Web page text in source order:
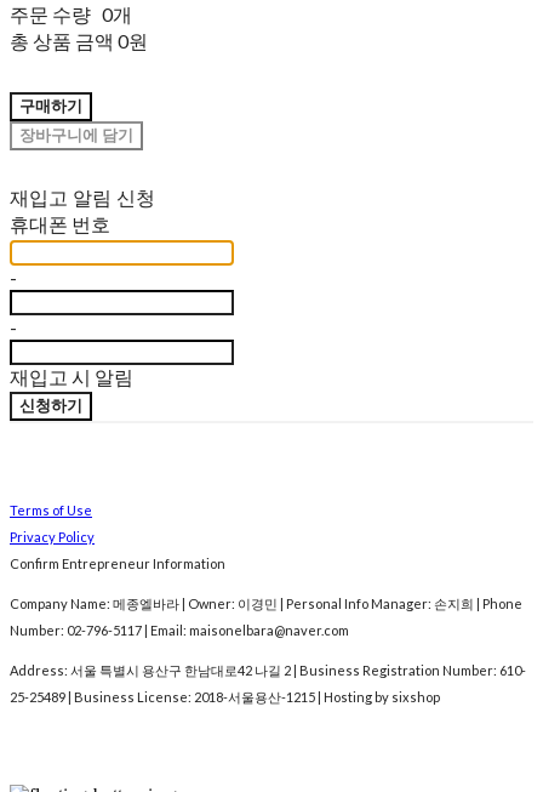
주문 수량 0개
총 상품 금액 0원
구매하기
장바구니에 담기
재입고 알림 신청
휴대폰 번호
-
-
재입고 시 알림
신청하기
Terms of Use
Privacy Policy
Confirm Entrepreneur Information
Company Name: 메종엘바라 | Owner: 이경민 | Personal Info Manager: 손지희 | Phone
Number: 02-796-5117 | Email: maisonelbara@naver.com
Address: 서울 특별시 용산구 한남대로42 나길 2 | Business Registration Number: 610-
25-25489 | Business License: 2018-서울용산-1215 | Hosting by sixshop